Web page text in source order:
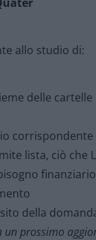
allo studio di:
delle
corrispondente
lista, ciò che
della
un prossimo